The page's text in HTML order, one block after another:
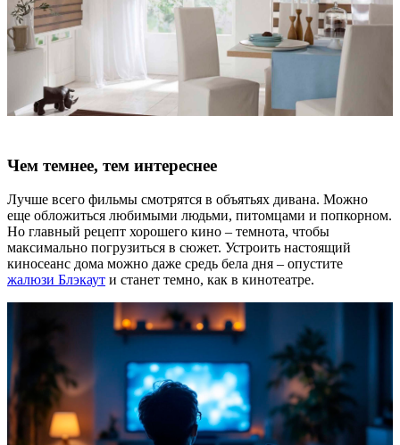
Чем темнее, тем интереснее
Лучше всего фильмы смотрятся в объятьях дивана. Можно
еще обложиться любимыми людьми, питомцами и попкорном.
Но главный рецепт хорошего кино – темнота, чтобы
максимально погрузиться в сюжет. Устроить настоящий
киносеанс дома можно даже средь бела дня – опустите
жалюзи Блэкаут и станет темно, как в кинотеатре.